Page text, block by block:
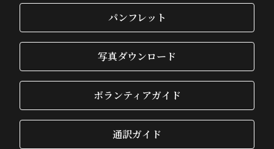
パンフレット
写真ダウンロード
ボランティアガイド
通訳ガイド